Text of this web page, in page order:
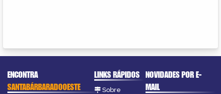
ENCONTRA
SANTABÁRBARADOOESTE
LINKS RÁPIDOS
Sobre
NOVIDADES POR E-
MAIL